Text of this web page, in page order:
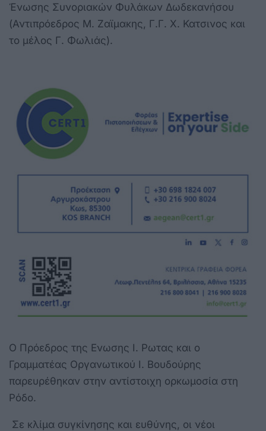
Ένωσης Συνοριακών Φυλάκων Δωδεκανήσου
(Αντιπρόεδρος Μ. Ζαϊμακης, Γ.Γ. Χ. Κατσινος και
το μέλος Γ. Φωλιάς).
Ο Πρόεδρος της Ενωσης Ι. Ρωτας και ο
Γραμματέας Οργανωτικού Ι. Βουδούρης
παρευρέθηκαν στην αντίστοιχη ορκωμοσία στη
Ρόδο.
Σε κλίμα συγκίνησης και ευθύνης, οι νέοι